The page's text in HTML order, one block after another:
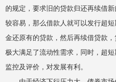
的规定，要求旧的贷款归还再续借
较容易，那么借款人就可以发行超
金还原有的贷款，然后再续借贷款
极大满足了流动性需求，同时，超
监控及评价，对发展有利。